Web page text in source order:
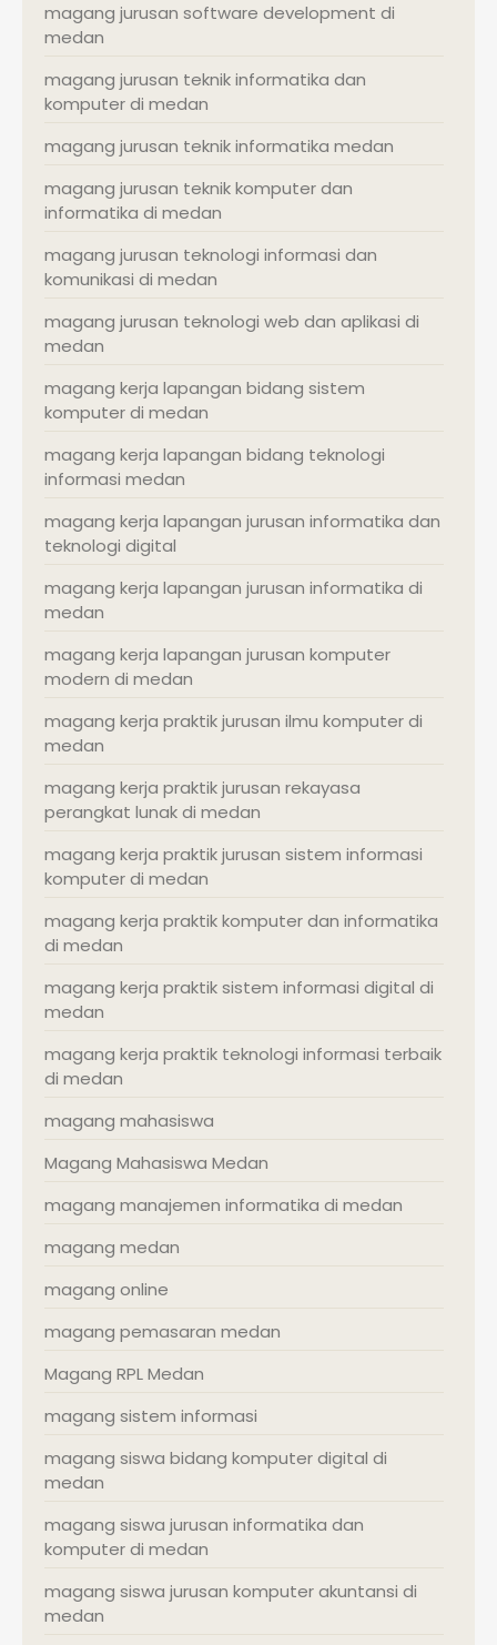
magang jurusan software development di
medan
magang jurusan teknik informatika dan
komputer di medan
magang jurusan teknik informatika medan
magang jurusan teknik komputer dan
informatika di medan
magang jurusan teknologi informasi dan
komunikasi di medan
magang jurusan teknologi web dan aplikasi di
medan
magang kerja lapangan bidang sistem
komputer di medan
magang kerja lapangan bidang teknologi
informasi medan
magang kerja lapangan jurusan informatika dan
teknologi digital
magang kerja lapangan jurusan informatika di
medan
magang kerja lapangan jurusan komputer
modern di medan
magang kerja praktik jurusan ilmu komputer di
medan
magang kerja praktik jurusan rekayasa
perangkat lunak di medan
magang kerja praktik jurusan sistem informasi
komputer di medan
magang kerja praktik komputer dan informatika
di medan
magang kerja praktik sistem informasi digital di
medan
magang kerja praktik teknologi informasi terbaik
di medan
magang mahasiswa
Magang Mahasiswa Medan
magang manajemen informatika di medan
magang medan
magang online
magang pemasaran medan
Magang RPL Medan
magang sistem informasi
magang siswa bidang komputer digital di
medan
magang siswa jurusan informatika dan
komputer di medan
magang siswa jurusan komputer akuntansi di
medan